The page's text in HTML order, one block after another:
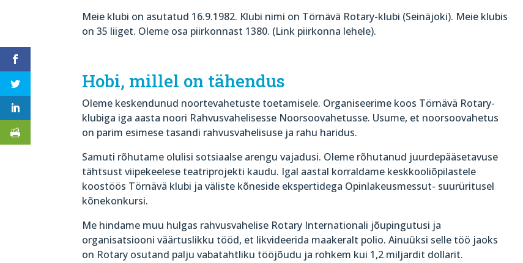
Meie klubi on asutatud 16.9.1982. Klubi nimi on Törnävä Rotary-klubi (Seinäjoki). Meie klubis
on 35 liiget. Oleme osa piirkonnast 1380. (Link piirkonna lehele).
Hobi, millel on tähendus
Oleme keskendunud noortevahetuste toetamisele. Organiseerime koos Törnävä Rotary-
klubiga iga aasta noori Rahvusvahelisesse Noorsoovahetusse. Usume, et noorsoovahetus
on parim esimese tasandi rahvusvahelisuse ja rahu haridus.
Samuti rõhutame olulisi sotsiaalse arengu vajadusi. Oleme rõhutanud juurdepääsetavuse
tähtsust viipekeelese teatriprojekti kaudu. Igal aastal korraldame keskkooliõpilastele
koostöös Törnävä klubi ja väliste kõneside ekspertidega Opinlakeusmessut- suurüritusel
kõnekonkursi.
Me hindame muu hulgas rahvusvahelise Rotary Internationali jõupingutusi ja
organisatsiooni väärtuslikku tööd, et likvideerida maakeralt polio. Ainuüksi selle töö jaoks
on Rotary osutand palju vabatahtliku tööjõudu ja rohkem kui 1,2 miljardit dollarit.